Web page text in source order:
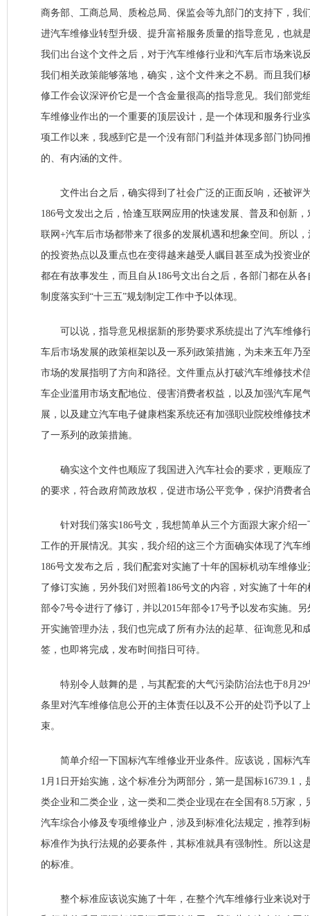
商务部、工商总局、质检总局、保监会等九部门的支持下，我
进汽车维修业转型升级、提升富裕服务质量的指导意见，也就
我们出台这个文件之后，对于汽车维修行业和汽车后市场来说
我们相关政策能够落地，确实，这个文件来之不易。而且我们
修工作会议深评价它是一个含金量很高的指导意见。我们部党
车维修业作出的一个重要的顶层设计，是一个体现和服务行业
项工作以来，我感到它是一个没有部门利益并体现多部门协同
的、有内涵的文件。
文件出台之后，确实得到了社会广泛的正面反响，还被评
186号文发出之后，恰逢互联网应用的快速发展、普及和创新
联网+汽车后市场都带来了很多的发展机遇和想象空间。所以
的投资热点以及重点也在变得越来越受人瞩目甚至成为投资业
都在有故事发生，而且自从186号文出台之后，各部门都在从
制度落实到“十三五”规划制定工作中予以体现。
可以说，指导意见根据新的形势要求系统提出了汽车维修
车后市场发展的政策框架以及一系列政策措施，为未来五年乃
市场的发展指明了方向和路径。文件重点从打破汽车维修技术
车企业滥用市场支配地位、侵害消费者权益，以及加强汽车尾
展，以及建立汽车电子健康档案系统还有加强职业院校维修技
了一系列的政策措施。
确实这个文件也顺应了我国进入汽车社会的要求，更顺应
的要求，符合政府简政放权，促进市场公平竞争，保护消费者
针对我们落实186号文，我想简单从三个方面跟大家介绍一
工作的开展情况。其实，我介绍的这三个方面确实体现了汽车
186号文发布之后，我们配套对实施了十年的国标机动车维修
了修订实施，另外我们对照着186号文的内容，对实施了十年
部令7号令进行了修订，并以2015年部令17号予以发布实施。
开实施管理办法，我们也完成了所有办法的起草、征询意见和
签，也即将完成，发布时间指日可待。
特别令人鼓舞的是，与其配套的大气污染防治法也于8月29
条里对汽车维修信息公开的主体责任以及不公开的处罚予以了
束。
简单介绍一下国标汽车维修业开业条件。应该说，国标汽
1月1日开始实施，这个标准分为两部分，第一是国标16739.1
类企业和二类企业，这一类和二类企业现在在全国有8.5万家，
汽车综合小修及专项维修业户，涉及到标准化法规定，推荐到
标准作为执行法规的必要条件，其标准就具有强制性。所以这
的标准。
整个标准应该说实施了十年，在整个汽车维修行业来说对